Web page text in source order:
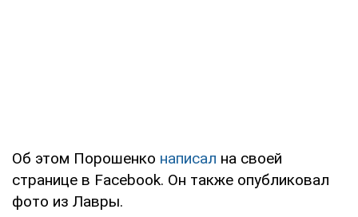
Об этом Порошенко написал на своей
странице в Facebook. Он также опубликовал
фото из Лавры.